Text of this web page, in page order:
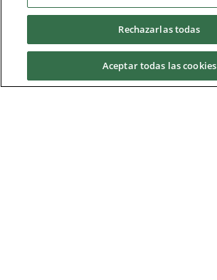
Servicios y soporte
News & Media
Rechazarlas todas
Aceptar todas las cookies